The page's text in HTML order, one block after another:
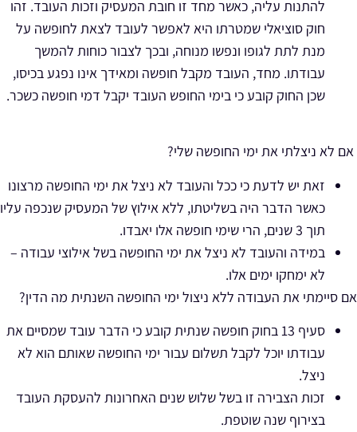
להתנות עליה, כאשר מחד זו חובת המעסיק וזכות העובד. זהו
חוק סוציאלי שמטרתו היא לאפשר לעובד לצאת לחופשה על
מנת לתת לגופו ונפשו מנוחה, ובכך לצבור כוחות להמשך
עבודתו. מחד, העובד מקבל חופשה ומאידך אינו נפגע בכיסו,
שכן החוק קובע כי בימי החופש העובד יקבל דמי חופשה כשכר.
אם לא ניצלתי את ימי החופשה שלי?
זאת יש לדעת כי ככל והעובד לא ניצל את ימי החופשה מרצונו
כאשר הדבר היה בשליטתו, ללא אילוץ של המעסיק שנכפה עליו
תוך 3 שנים, הרי שימי חופשה אלו יאבדו.
במידה והעובד לא ניצל את ימי החופשה בשל אילוצי עבודה –
לא ימחקו ימים אלו.
אם סיימתי את העבודה ללא ניצול ימי החופשה השנתית מה הדין?
סעיף 13 בחוק חופשה שנתית קובע כי הדבר עובד שמסיים את
עבודתו יוכל לקבל תשלום עבור ימי החופשה שאותם הוא לא
ניצל.
זכות הצבירה זו בשל שלוש שנים האחרונות להעסקת העובד
בצירוף שנה שוטפת.